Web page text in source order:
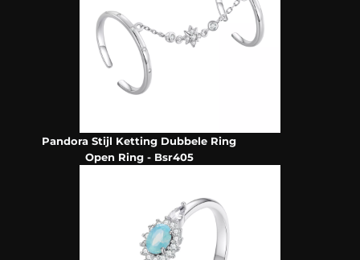
Pandora Stijl Ketting Dubbele Ring
Open Ring - Bsr405